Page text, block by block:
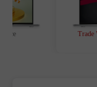
Race Trade